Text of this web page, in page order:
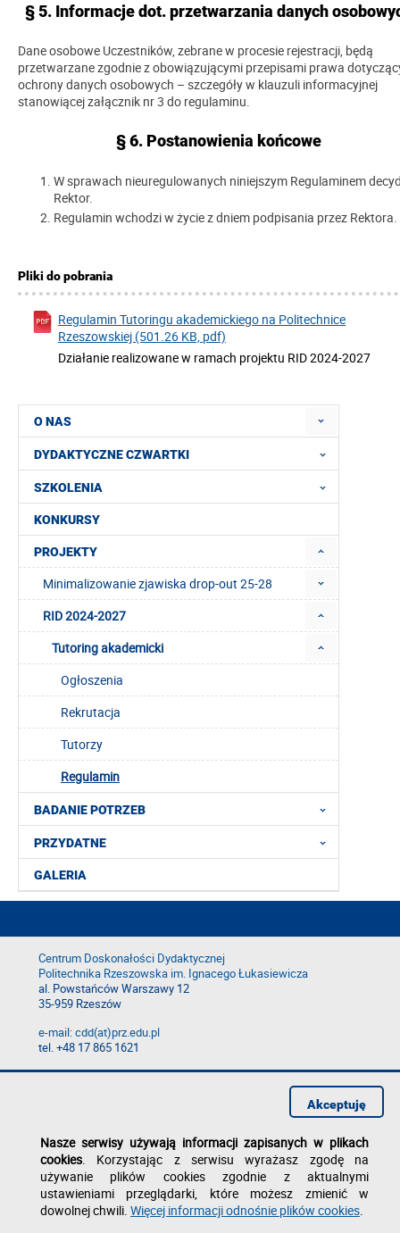
O NAS
DYDAKTYCZNE CZWARTKI
SZKOLENIA
KONKURSY
PROJEKTY
Minimalizowanie zjawiska drop-out 25-28
RID 2024-2027
Tutoring akademicki
Ogłoszenia
Rekrutacja
Tutorzy
Regulamin
BADANIE POTRZEB
PRZYDATNE
GALERIA
§ 5. Informacje dot. przetwarzania danych
Dane osobowe Uczestników, zebrane w procesie rejestracji, będą
przetwarzane zgodnie z obowiązującymi przepisami prawa
ochrony danych osobowych – szczegóły w klauzuli informacyjnej
stanowiącej załącznik nr 3 do regulaminu.
§ 6. Postanowienia końcowe
W sprawach nieuregulowanych niniejszym Regulaminem
Rektor.
Regulamin wchodzi w życie z dniem podpisania przez Rektora.
Pliki do pobrania
Regulamin Tutoringu akademickiego na Politechnice
Rzeszowskiej (501.26 KB, pdf)
Działanie realizowane w ramach projektu RID 2024-2027
Centrum Doskonałości Dydaktycznej
Politechnika Rzeszowska im. Ignacego Łukasiewicza
al. Powstańców Warszawy 12
35-959 Rzeszów
e-mail: cdd(at)prz.edu.pl
tel. +48 17 865 1621
Deklaracja dostępności
Nasze serwisy używają informacji zapisanych w plikach
cookies. Korzystając z serwisu wyrażasz zgodę na
używanie plików cookies zgodnie z aktualnymi
ustawieniami przeglądarki, które możesz zmienić w
dowolnej chwili. Więcej informacji odnośnie plików cookies.
Akceptuję